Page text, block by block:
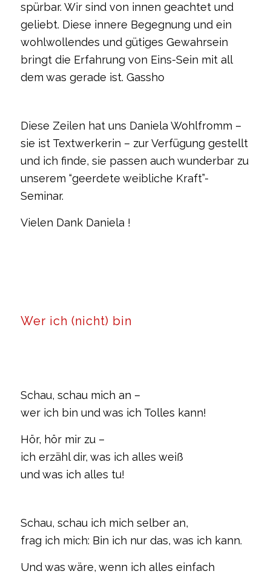
spürbar. Wir sind von innen geachtet und
geliebt. Diese innere Begegnung und ein
wohlwollendes und gütiges Gewahrsein
bringt die Erfahrung von Eins-Sein mit all
dem was gerade ist. Gassho
Diese Zeilen hat uns Daniela Wohlfromm –
sie ist Textwerkerin – zur Verfügung gestellt
und ich finde, sie passen auch wunderbar zu
unserem “geerdete weibliche Kraft”-
Seminar.
Vielen Dank Daniela !
Wer ich (nicht) bin
Schau, schau mich an –
wer ich bin und was ich Tolles kann!
Hör, hör mir zu –
ich erzähl dir, was ich alles weiß
und was ich alles tu!
Schau, schau ich mich selber an,
frag ich mich: Bin ich nur das, was ich kann.
Und was wäre, wenn ich alles einfach